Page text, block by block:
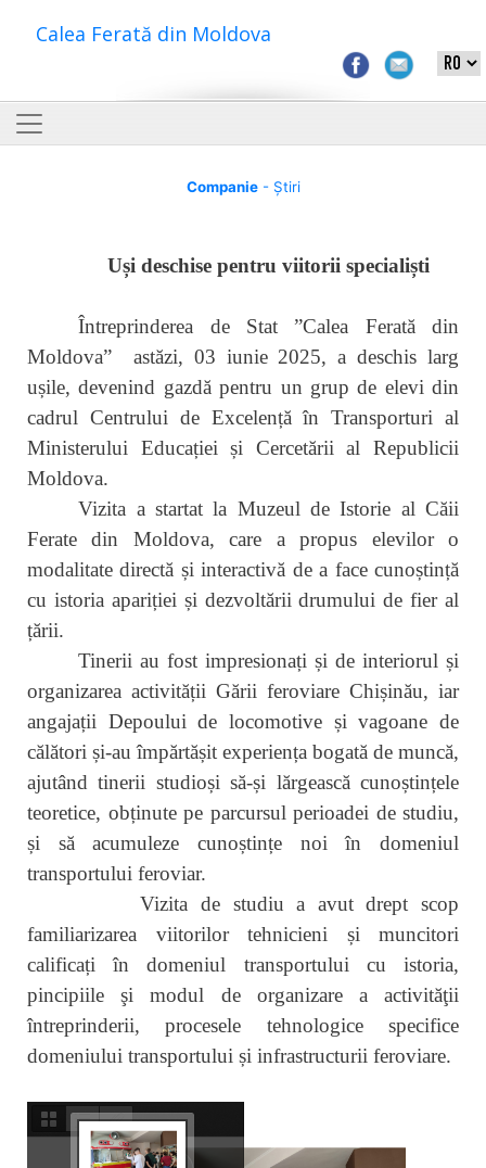
Calea Ferată din Moldova
Companie- Știri
Uși deschise pentru viitorii specialiști
Întreprinderea de Stat ”Calea Ferată din
Moldova” astăzi, 03 iunie 2025, a deschis larg
ușile, devenind gazdă pentru un grup de elevi din
cadrul Centrului de Excelență în Transporturi al
Ministerului Educației și Cercetării al Republicii
Moldova.
Vizita a startat la Muzeul de Istorie al Căii
Ferate din Moldova, care a propus elevilor o
modalitate directă și interactivă de a face cunoștință
cu istoria apariției și dezvoltării drumului de fier al
țării.
Tinerii au fost impresionați și de interiorul și
organizarea activității Gării feroviare Chișinău, iar
angajații Depoului de locomotive și vagoane de
călători și-au împărtășit experiența bogată de muncă,
ajutând tinerii studioși să-și lărgească cunoștințele
teoretice, obținute pe parcursul perioadei de studiu,
și să acumuleze cunoștințe noi în domeniul
transportului feroviar.
Vizita de studiu a avut drept scop
familiarizarea viitorilor tehnicieni și muncitori
calificați în domeniul transportului cu istoria,
pincipiile şi modul de organizare a activităţii
întreprinderii, procesele tehnologice specifice
domeniului transportului și infrastructurii feroviare.